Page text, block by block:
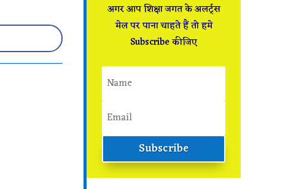
अगर आप शिक्षा जगत के अलर्ट्स
मेल पर पाना चाहते हैं तो हमे
Subscribe कीजिए
Subscribe